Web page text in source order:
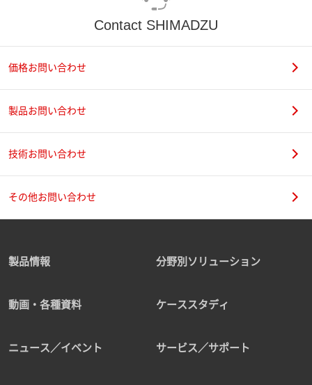
Contact SHIMADZU
価格お問い合わせ
製品お問い合わせ
技術お問い合わせ
その他お問い合わせ
製品情報 分野別ソリューション
動画・各種資料 ケーススタディ
ニュース／イベント サービス／サポート